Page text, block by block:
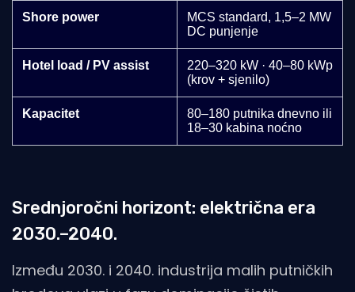
Shore power
MCS standard, 1,5–2 MW
DC punjenje
Hotel load / PV assist
220–320 kW · 40–80 kWp
(krov + sjenilo)
Kapacitet
80–180 putnika dnevno ili
18–30 kabina noćno
Srednjoročni horizont: električna era
2030.–2040.
Između 2030. i 2040. industrija malih putničkih